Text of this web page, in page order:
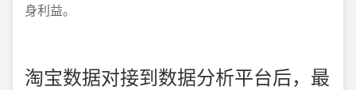
身利益。
淘宝数据对接到数据分析平台后，最